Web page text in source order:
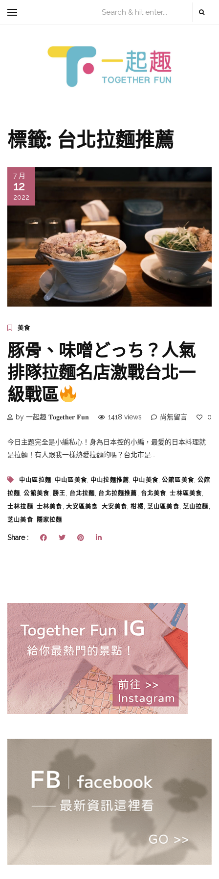
標籤: 台北拉麵推薦
7 月
12
2022
美食
豚骨、味噌どっち？人氣
排隊拉麵名店激戰台北一
級戰區
by 一起趣 𝐓𝐨𝐠𝐞𝐭𝐡𝐞𝐫 𝐅𝐮𝐧 1418 views 尚無留言 0
今日主題完全是小編私心！身為日本控的小編，最愛的日本料理就
是拉麵！有人跟我一樣熱愛拉麵的嗎？台北市是...
中山區拉麵 中山區美食 中山拉麵推薦 中山美食 ,公館區美食 ,公館
拉麵 ,公館美食 ,勝王 台北拉麵 台北拉麵推薦 台北美食 ,士林區美食
士林拉麵 士林美食 大安區美食 大安美食 ,柑橘 芝山區美食 芝山拉麵
芝山美食 隱家拉麵
Share :